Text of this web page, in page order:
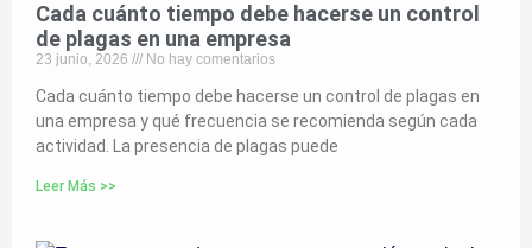
Cada cuánto tiempo debe hacerse un control
de plagas en una empresa
23 junio, 2026 No hay comentarios
Cada cuánto tiempo debe hacerse un control de plagas en
una empresa y qué frecuencia se recomienda según cada
actividad. La presencia de plagas puede
Leer Más >>